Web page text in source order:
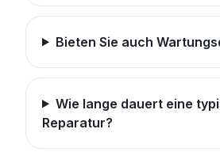
Bieten Sie auch
Wie lange dauert eine
Reparatur?